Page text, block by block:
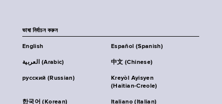
ভাষা নির্বাচন করুন
English Español (Spanish)
العربية (Arabic) 中文 (Chinese)
русский (Russian)
Kreyòl Ayisyen
(Haitian-Creole)
한국어 (Korean) Italiano (Italian)